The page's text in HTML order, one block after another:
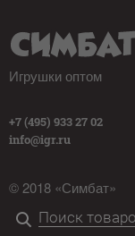
Игрушки оптом
+7 (495) 933 27 02
info@igr.ru
© 2018 «Симбат»